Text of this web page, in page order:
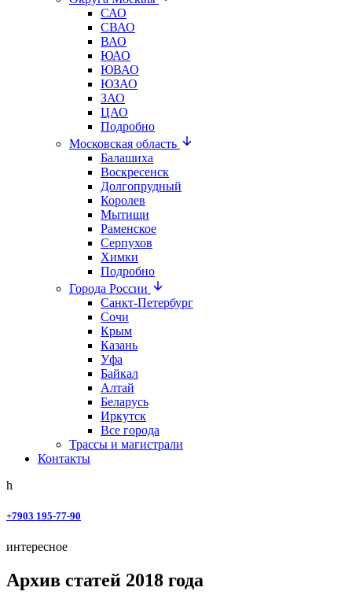
САО
СВАО
ВАО
ЮАО
ЮВАО
ЮЗАО
ЗАО
ЦАО
Подробно
Московская область
Балашиха
Воскресенск
Долгопрудный
Королев
Мытищи
Раменское
Серпухов
Химки
Подробно
Города России
Санкт-Петербург
Сочи
Крым
Казань
Уфа
Байкал
Алтай
Беларусь
Иркутск
Все города
Трассы и магистрали
Контакты
+7903 195-77-90
интересное
Архив статей 2018 года